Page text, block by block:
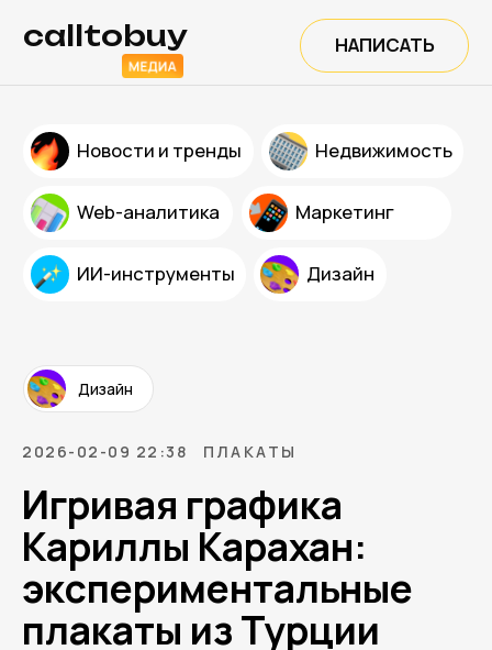
НАПИСАТЬ
calltobuy
Дизайн
Web-аналитика Маркетинг
ИИ-инструменты
Дизайн
2026-02-09 22:38 ПЛАКАТЫ
Игривая графика
Кариллы Карахан:
экспериментальные
плакаты из Турции